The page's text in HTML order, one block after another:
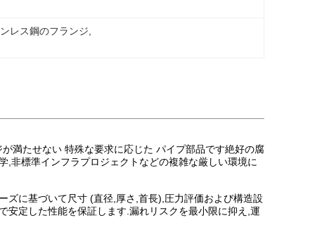
レス鋼のフランジ
満たせない 特殊な要求に応じた パイプ部品です絶好の腐
非標準インフラプロジェクトなどの複雑な厳しい環境に
ズに基づいて尺寸 (直径,厚さ,首長),圧力評価および構造設
安定した性能を保証します.漏れリスクを最小限に抑え,運